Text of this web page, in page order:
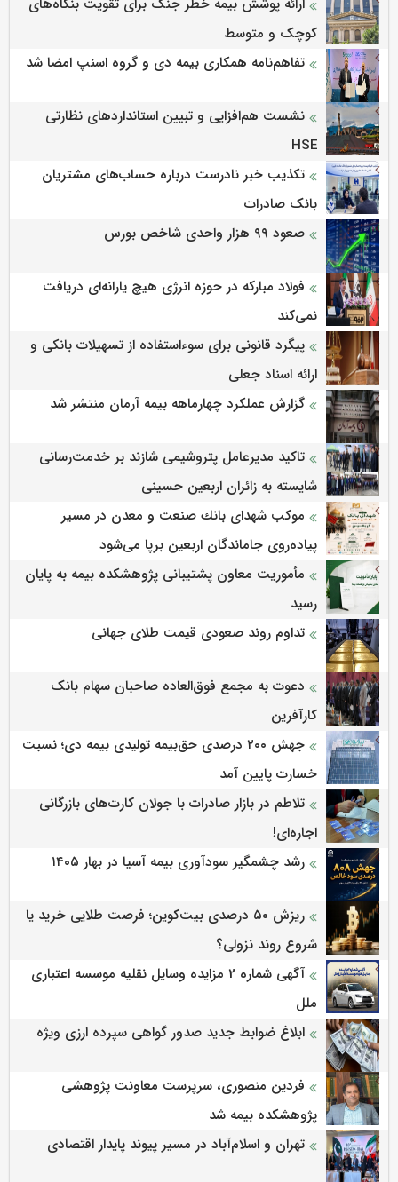
کوچک و متوسط
تفاهم‌نامه همکاری بیمه دی و گروه اسنپ امضا شد
نشست هم‌افزایی و تبیین استانداردهای نظارتی
HSE
تکذیب خبر نادرست درباره حساب‌های مشتریان
بانک صادرات
صعود ۹۹ هزار واحدی شاخص بورس
فولاد مبارکه در حوزه انرژی هیچ یارانه‌ای دریافت
نمی‌کند
پیگرد قانونی برای سوءاستفاده از تسهیلات بانکی و
ارائه اسناد جعلی
گزارش عملکرد چهارماهه بیمه آرمان منتشر شد
تاکید مدیرعامل پتروشیمی شازند بر خدمت‌رسانی
شایسته به زائران اربعین حسینی
موكب شهدای بانك صنعت و معدن در مسیر
پیاده‌روی جاماندگان اربعین برپا می‌شود
مأموریت معاون پشتیبانی پژوهشكده بیمه به پایان
رسید
تداوم روند صعودی قیمت طلای جهانی
دعوت به مجمع فوق‌العاده صاحبان سهام بانک
کارآفرین
جهش ۲۰۰ درصدی حق‌بیمه تولیدی بیمه دی؛ نسبت
خسارت پایین آمد
تلاطم در بازار صادرات با جولان کارت‌های بازرگانی
اجاره‌ای!
رشد چشمگیر سودآوری بیمه آسیا در بهار ۱۴۰۵
ریزش ۵۰ درصدی بیت‌کوین؛ فرصت طلایی خرید یا
شروع روند نزولی؟
آگهی شماره 2 مزایده وسایل نقلیه موسسه اعتباری
ملل
ابلاغ ضوابط جدید صدور گواهی سپرده ارزی ویژه
فردین منصوری، سرپرست معاونت پژوهشی
پژوهشكده بیمه شد
تهران و اسلام‌آباد در مسیر پیوند پایدار اقتصادی